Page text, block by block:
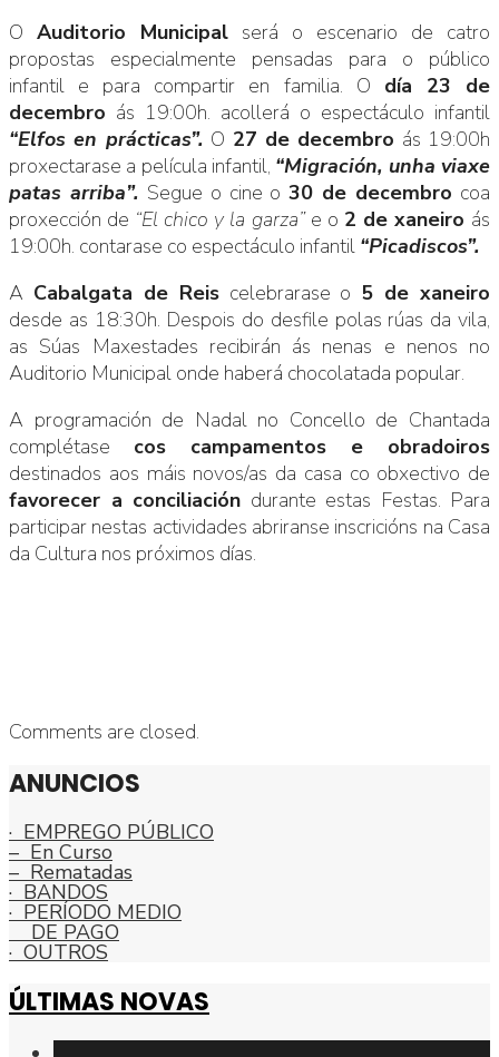
O Auditorio Municipal será o escenario de catro
propostas especialmente pensadas para o público
infantil e para compartir en familia. O día 23 de
decembro ás 19:00h. acollerá o espectáculo infantil
“Elfos en prácticas”. O 27 de decembro ás 19:00h
proxectarase a película infantil, “Migración, unha viaxe
patas arriba”. Segue o cine o30 de decembro coa
proxección de “El chico y la garza”e o 2 de xaneiro ás
19:00h. contarase co espectáculo infantil “Picadiscos”.
A Cabalgata de Reiscelebrarase o 5 de xaneiro
desde as 18:30h. Despois do desfile polas rúas da vila,
as Súas Maxestades recibirán ás nenas e nenos no
Auditorio Municipal onde haberá chocolatada popular.
A programación de Nadal no Concello de Chantada
complétase cos campamentos e obradoiros
destinados aos máis novos/as da casa co obxectivo de
favorecer a conciliación durante estas Festas. Para
participar nestas actividades abriranse inscricións na Casa
da Cultura nos próximos días.
Comments are closed.
ANUNCIOS
· EMPREGO PÚBLICO
– En Curso
– Rematadas
· BANDOS
· PERÍODO MEDIO
DE PAGO
· OUTROS
ÚLTIMAS NOVAS